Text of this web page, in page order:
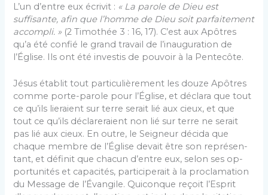
L’un d’entre eux écrivit : « La parole de Dieu est
suffisante, afin que l’homme de Dieu soit parfaitement
accompli. » (2 Timothée 3 : 16, 17). C’est aux Apôtres
qu’a été confié le grand travail de l’inauguration de
l’Église. Ils ont été investis de pouvoir à la Pentecôte.
Jésus établit tout particulièrement les douze Apô­tres
comme porte-parole pour l’Église, et déclara que tout
ce qu’ils lieraient sur terre serait lié aux cieux, et que
tout ce qu’ils déclareraient non lié sur terre ne se­rait
pas lié aux cieux. En outre, le Seigneur décida que
chaque membre de l’Église devait être son représen­
tant, et définit que chacun d’entre eux, selon ses op­
portunités et capacités, participerait à la proclamation
du Message de l’Évangile. Quiconque reçoit l’Esprit